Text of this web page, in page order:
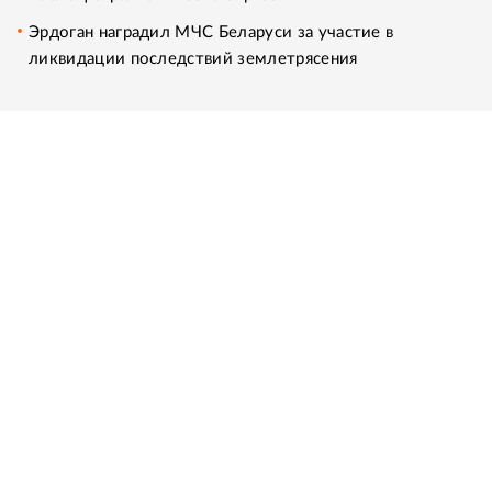
Эрдоган наградил МЧС Беларуси за участие в
ликвидации последствий землетрясения